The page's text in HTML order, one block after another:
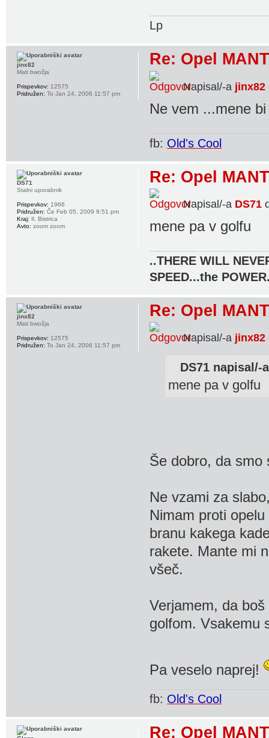
Lp
Re: Opel
Napisal/-a jinx82
Ne vem ...mene
fb: Old's Cool
jinx82
Mati bwožja
Prispevkov: 12575
Pridružen: To Jan 24, 2006 11:57 pm
Re: Opel
Napisal/-a DS71
mene pa v golfu
..THERE WILL
SPEED...the
DS71
Stalni uporabnik
Prispevkov: 1966
Pridružen: Če Feb 05, 2009 9:51 pm
Kraj: Il. Bistrica
Avto: zoom zoom
Re: Opel
Napisal/-a jinx82
DS71 napisal/-
mene pa v golfu
Še dobro, da
Ne vzami za
Nimam proti
branu kakega
rakete. Mante mi
všeč.
Verjamem, da
golfom. Vsakemu
Pa veselo naprej!
fb: Old's Cool
jinx82
Mati bwožja
Prispevkov: 12575
Pridružen: To Jan 24, 2006 11:57 pm
Re: Opel